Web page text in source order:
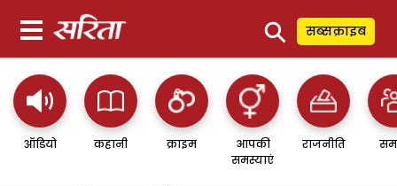
⚲ सब्सक्राइब
ऑडियो कहानी क्राइम
आपकी
समस्याएं
राजनीति